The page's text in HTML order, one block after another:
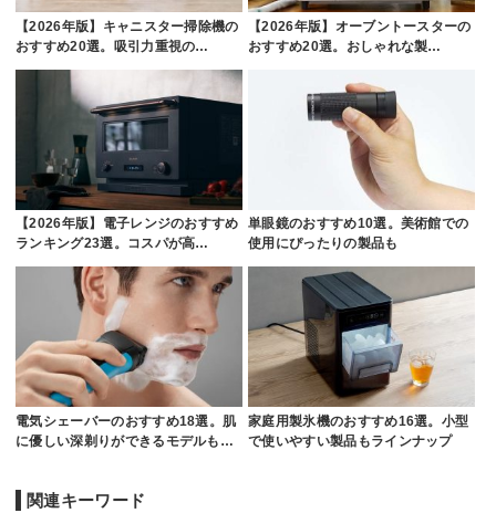
【2026年版】キャニスター掃除機の
おすすめ20選。吸引力重視の…
【2026年版】オーブントースターの
おすすめ20選。おしゃれな製…
【2026年版】電子レンジのおすすめ
ランキング23選。コスパが高…
単眼鏡のおすすめ10選。美術館での
使用にぴったりの製品も
電気シェーバーのおすすめ18選。肌
に優しい深剃りができるモデルも…
家庭用製氷機のおすすめ16選。小型
で使いやすい製品もラインナップ
関連キーワード